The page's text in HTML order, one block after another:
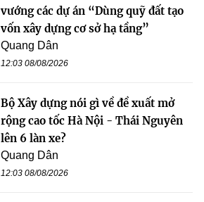
vướng các dự án “Dùng quỹ đất tạo
vốn xây dựng cơ sở hạ tầng”
Quang Dân
12:03 08/08/2026
Bộ Xây dựng nói gì về đề xuất mở
rộng cao tốc Hà Nội - Thái Nguyên
lên 6 làn xe?
Quang Dân
12:03 08/08/2026